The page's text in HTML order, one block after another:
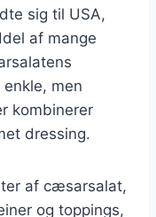
sig til USA,
af mange
men
kombinerer
dressing.
af cæsarsalat,
og toppings,